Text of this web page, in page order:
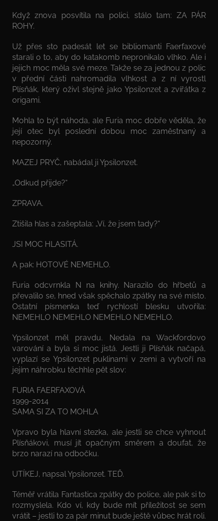
Když znova posvítila na polici, stálo tam: ZA PÁR
ROHY.
Už přes sto padesát let se bibliomanti Faerfaxové
starali o to, aby do katakomb nepronikalo vlhko. Ale i
jejich moc měla své meze. Takže se za jednou z polic
v přední části nahromadila vlhkost a z ní vyrostl
Plísňák, který oživl stejně jako Ypsilonzet a zvířátka z
origami.
Mohla to být náhoda, ale Furia moc dobře věděla, že
její otec byl poslední dobou moc zaměstnaný a
nepozorný.
MAZEJ PRYČ, nabádal ji Ypsilonzet.
„Odkud přijde?“
ZPRAVA.
Ztišila hlas a zašeptala: „Ví, že jsem tady?“
JSI MOC HLASITÁ.
A pak: HOTOVÉ NEMEHLO.
Furia odcvrnkla N na knihy. Narazilo do hřbetů a
převalilo se, hned však spěchalo zpátky na své místo.
Ostatní písmenka teď rychlostí blesku utvořila:
NEMEHLO NEMEHLO NEMEHLO NEMEHLO.
Ypsilonzet měl pravdu. Nedala na Wackfordovo
varování a byla si moc jistá. Jestli ji Plísňák načapá,
vyplazí se Ypsilonzet puklinami v zemi a vytvoří na
jejím náhrobku těchhle pět slov:
FURIA FAERFAXOVÁ
1999-2014
SAMA SI ZA TO MOHLA
Vpravo byla hlavní stezka, ale jestli se chce vyhnout
Plísňákovi, musí jít opačným směrem a doufat, že
brzo narazí na odbočku.
UTÍKEJ, napsal Ypsilonzet. TEĎ.
Téměř vrátila Fantastica zpátky do police, ale pak si to
rozmyslela. Kdo ví, kdy bude mít příležitost se sem
vrátit – jestli to za pár minut bude ještě vůbec hrát roli.